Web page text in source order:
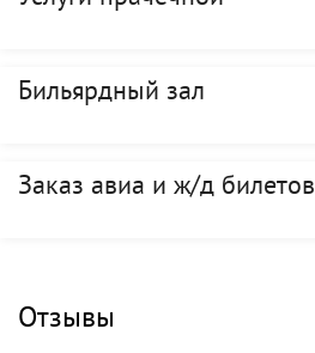
Бильярдный зал
Заказ авиа и ж/д билетов
Отзывы